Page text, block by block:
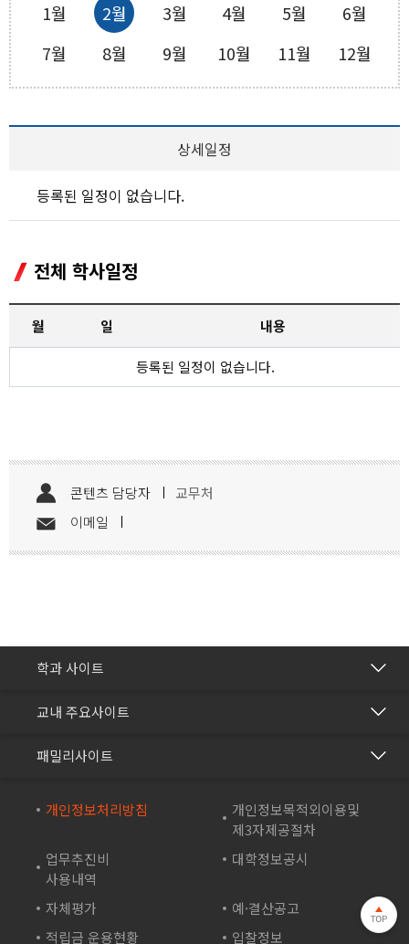
1월 2월 3월 4월 5월
6월
7월
8월 9월 10월 11월 12월
상세일정
등록된 일정이 없습니다.
전체 학사일정
월 일 내용
등록된 일정이 없습니다.
콘텐츠 담당자
교무처
이메일
개인정보처리방침
개인정보목적외이용및
제3자제공절차
업무추진비
사용내역
대학정보공시
자체평가
예·결산공고
적립금 운용현황
입찰정보
학과 사이트
바이오생명과
화장품학과
컴퓨터시스템과
컴퓨터소프트웨어학과
드론영상과
바이오테크과
교내 주요사이트
국제교류협력센터
산학협력단
성인학습지원센터
기숙사
패밀리사이트
재능교육연수원
재능TV
JEI 잉글리쉬 TV
재능인쇄